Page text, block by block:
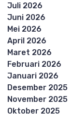
Juli 2026
Juni 2026
Mei 2026
April 2026
Maret 2026
Februari 2026
Januari 2026
Desember 2025
November 2025
Oktober 2025